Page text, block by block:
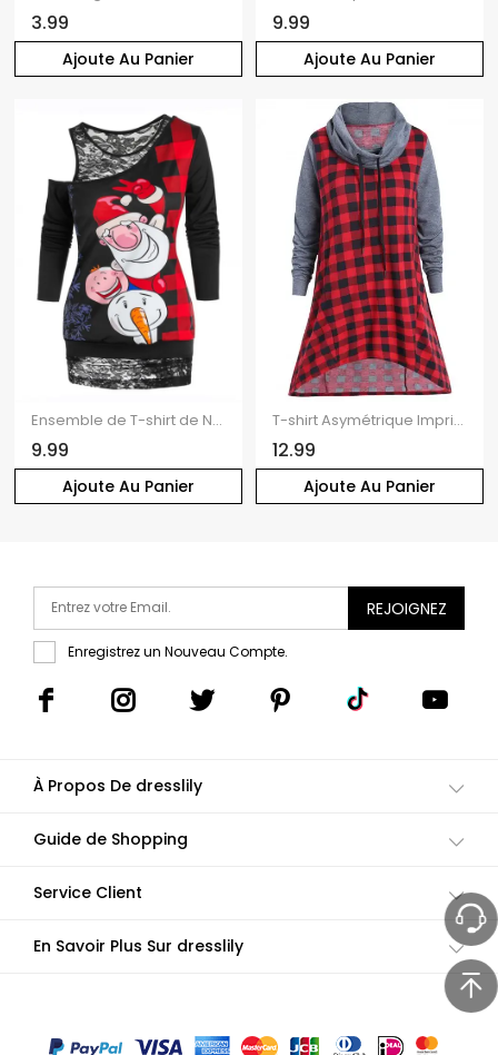
Ajoute Au Panier
3.99
Ajoute Au Panier
9.99
Ajoute Au Panier
Ensemble de T-shirt de Noël Imprimé à Col Oblique et de Débardeur en Dentelle
9.99
Ajoute Au Panier
T-shirt Asymétrique Imprimé à Carreaux à Cordon
12.99
REJOIGNEZ
Enregistrez un Nouveau Compte.
À Propos De dresslily
Guide de Shopping
Service Client
En Savoir Plus Sur dresslily